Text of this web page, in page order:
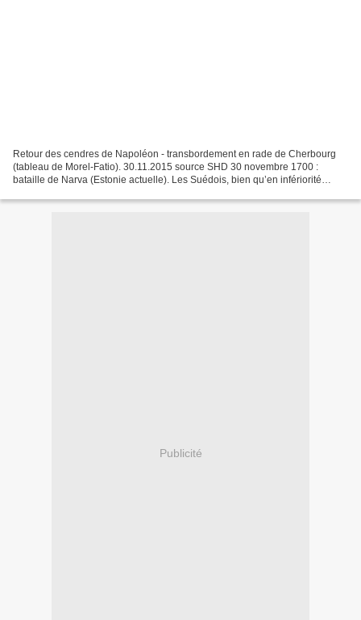
Retour des cendres de Napoléon - transbordement en rade de Cherbourg
(tableau de Morel-Fatio). 30.11.2015 source SHD 30 novembre 1700 :
bataille de Narva (Estonie actuelle). Les Suédois, bien qu’en infériorité
Publicité